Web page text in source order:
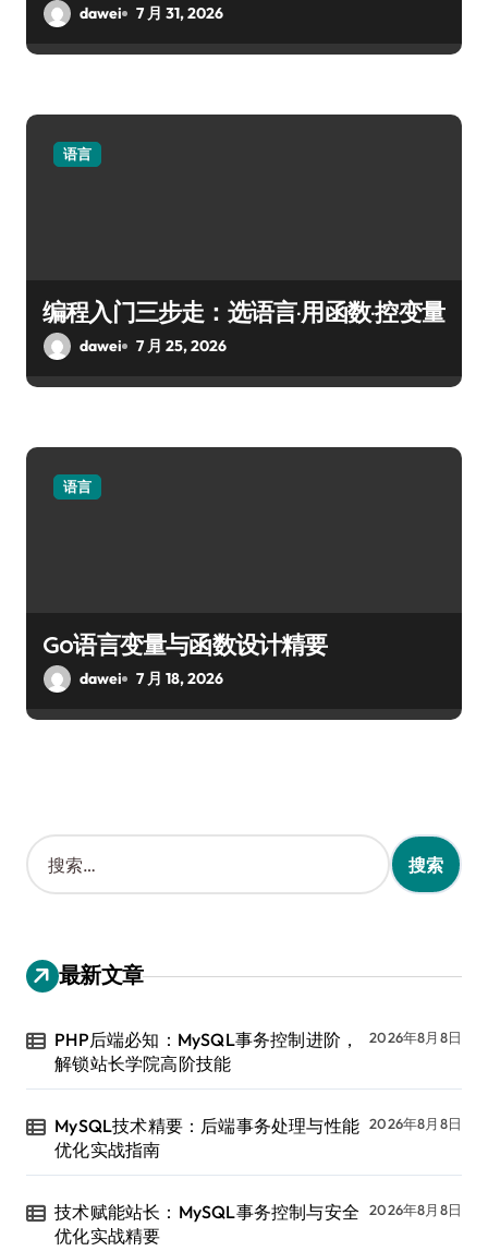
dawei 7 月 31, 2026
语言
编程入门三步走：选语言·用函数·控变量
dawei 7 月 25, 2026
语言
Go语言变量与函数设计精要
dawei 7 月 18, 2026
搜
索
：
最新文章
PHP后端必知：MySQL事务控制进阶，
解锁站长学院高阶技能
2026年8月8日
MySQL技术精要：后端事务处理与性能
优化实战指南
2026年8月8日
技术赋能站长：MySQL事务控制与安全
优化实战精要
2026年8月8日